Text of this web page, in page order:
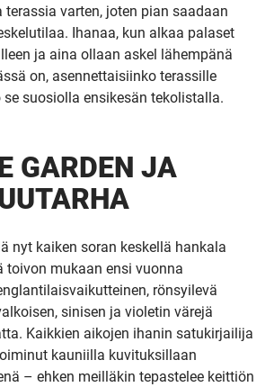
varten, joten pian saadaan
Ihanaa, kun alkaa palaset
ja aina ollaan askel lähempänä
on, asennettaisiinko terassille
suosiolla ensikesän tekolistalla.
GARDEN JA
nyt kaiken soran keskellä hankala
toivon mukaan ensi vuonna
rönsyilevä
sinisen ja violetin värejä
Kaikkien aikojen ihanin satukirjailija
kauniilla kuvituksillaan
– ehken meilläkin tepastelee keittiön